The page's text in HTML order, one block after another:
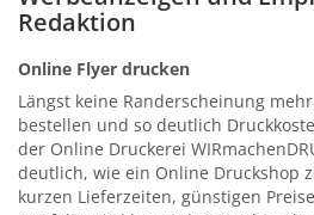
Redaktion
Online Flyer drucken
Längst keine Randerscheinung
bestellen und so deutlich
der Online Druckerei
deutlich, wie ein Online Druckshop
kurzen Lieferzeiten, günstigen